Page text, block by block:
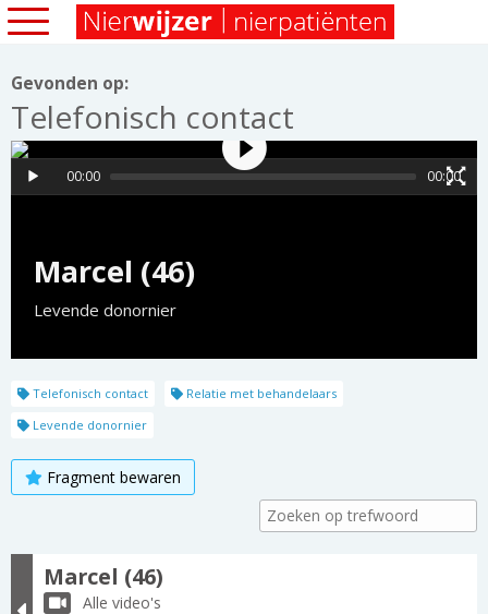
Gevonden op:
Telefonisch contact
Marcel (46)
Levende donornier
00:00 00:00
Telefonisch contact
Relatie met behandelaars
Levende donornier
Fragment bewaren
Marcel (46)
Alle video's